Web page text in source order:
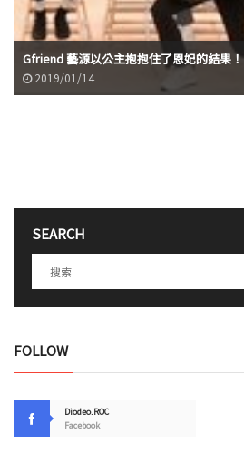
Gfriend 藝源以公主抱抱住了恩妃的結果！
2019/01/14
SEARCH
FOLLOW
Diodeo.ROC
Facebook